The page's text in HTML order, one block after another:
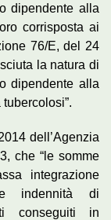
dipendente alla
corrisposta ai
76/E, del 24
la natura di
dipendente alla
dell’Agenzia
che “le somme
integrazione
indennità di
conseguiti in